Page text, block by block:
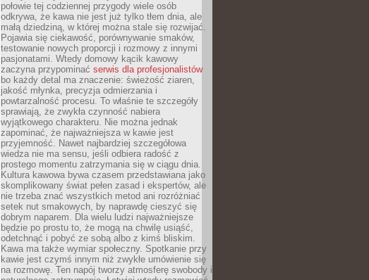
połowie tej codziennej przygody wiele osób
odkrywa, że kawa nie jest już tylko tłem dnia, ale
małą dziedziną, w której można stale się rozwijać.
Pojawia się ciekawość, porównywanie smaków,
testowanie nowych proporcji i rozmowy z innymi
pasjonatami. Wtedy domowy kącik kawowy
zaczyna przypominać serwis dla profesjonalistów
bo każdy detal ma znaczenie: świeżość ziaren,
jakość młynka, precyzja odmierzania i
powtarzalność procesu. To właśnie te szczegóły
sprawiają, że zwykła czynność nabiera
wyjątkowego charakteru. Nie można jednak
zapominać, że najważniejsza w kawie jest
przyjemność. Nawet najbardziej szczegółowa
wiedza nie ma sensu, jeśli odbiera radość z
prostego momentu zatrzymania się w ciągu dnia.
Kultura kawowa bywa czasem przedstawiana jako
skomplikowany świat pełen zasad i ekspertów, ale
nie trzeba znać wszystkich metod ani rozróżniać
setek nut smakowych, by naprawdę cieszyć się
dobrym naparem. Dla wielu ludzi najważniejsze
będzie po prostu to, że mogą na chwilę usiąść,
odetchnąć i pobyć ze sobą albo z kimś bliskim.
Kawa ma także wymiar społeczny. Spotkanie przy
kawie jest czymś innym niż zwykłe umówienie się
na rozmowę. Ten napój tworzy atmosferę swobody i